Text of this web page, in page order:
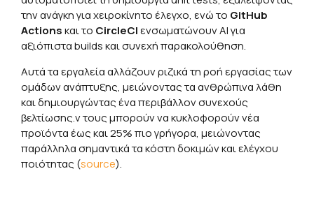
την ανάγκη για χειροκίνητο έλεγχο, ενώ το GitHub
Actionsκαι το CircleCIενσωματώνουν ΑΙ για
αξιόπιστα builds και συνεχή παρακολούθηση.
Αυτά τα εργαλεία αλλάζουν ριζικά τη ροή εργασίας των
ομάδων ανάπτυξης, μειώνοντας τα ανθρώπινα λάθη
και δημιουργώντας ένα περιβάλλον συνεχούς
βελτίωσης.ν τους μπορούν να κυκλοφορούν νέα
προϊόντα έως και 25% πιο γρήγορα, μειώνοντας
παράλληλα σημαντικά τα κόστη δοκιμών και ελέγχου
ποιότητας (source).